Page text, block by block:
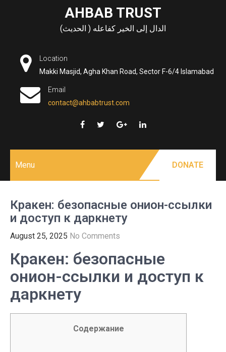
AHBAB TRUST
الدال إلى الخير كفاعله ( الحديث)
Location
Makki Masjid, Agha Khan Road, Sector F-6/4 Islamabad
Email
contact@ahbabtrust.com
Menu DONATE
Кракен: безопасные онион-ссылки
и доступ к даркнету
August 25, 2025 No Comments
Кракен: безопасные
онион-ссылки и доступ к
даркнету
Содержание